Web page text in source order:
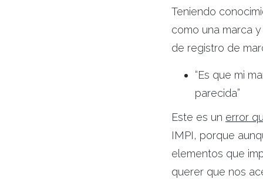
Teniendo
como una marca
de registro de
“Es que mi
parecida”
Este es un error
IMPI, porque
elementos que
querer que nos